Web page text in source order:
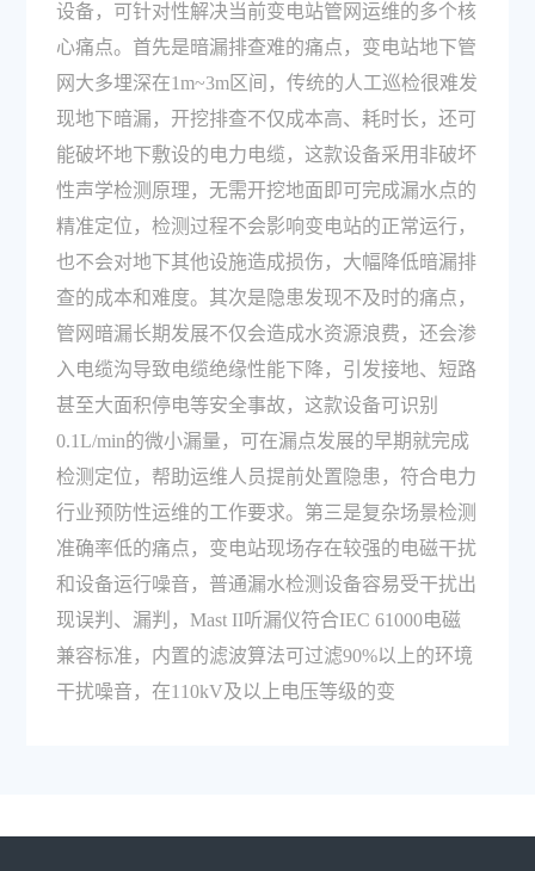
设备，可针对性解决当前变电站管网运维的多个核
心痛点。首先是暗漏排查难的痛点，变电站地下管
网大多埋深在1m~3m区间，传统的人工巡检很难发
现地下暗漏，开挖排查不仅成本高、耗时长，还可
能破坏地下敷设的电力电缆，这款设备采用非破坏
性声学检测原理，无需开挖地面即可完成漏水点的
精准定位，检测过程不会影响变电站的正常运行，
也不会对地下其他设施造成损伤，大幅降低暗漏排
查的成本和难度。其次是隐患发现不及时的痛点，
管网暗漏长期发展不仅会造成水资源浪费，还会渗
入电缆沟导致电缆绝缘性能下降，引发接地、短路
甚至大面积停电等安全事故，这款设备可识别
0.1L/min的微小漏量，可在漏点发展的早期就完成
检测定位，帮助运维人员提前处置隐患，符合电力
行业预防性运维的工作要求。第三是复杂场景检测
准确率低的痛点，变电站现场存在较强的电磁干扰
和设备运行噪音，普通漏水检测设备容易受干扰出
现误判、漏判，Mast II听漏仪符合IEC 61000电磁
兼容标准，内置的滤波算法可过滤90%以上的环境
干扰噪音，在110kV及以上电压等级的变